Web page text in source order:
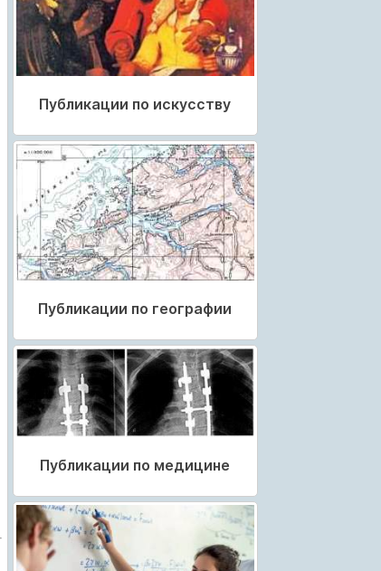
Публикации по искусству
Публикации по географии
Публикации по медицине